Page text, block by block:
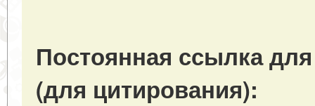
Постоянная ссылка
(для цитирования):